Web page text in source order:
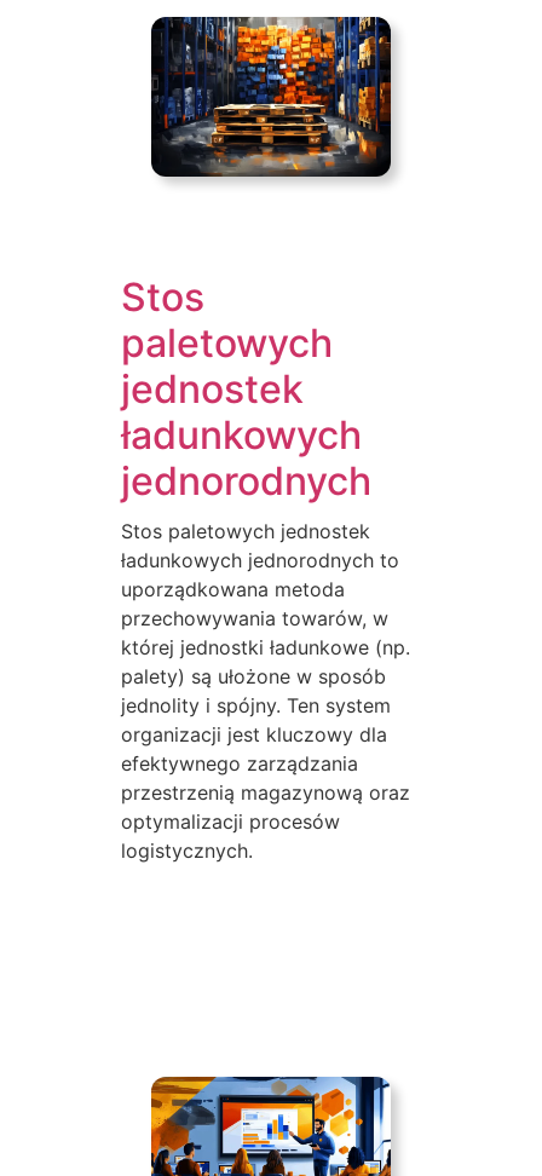
Stos
paletowych
jednostek
ładunkowych
jednorodnych
Stos paletowych jednostek
ładunkowych jednorodnych to
uporządkowana metoda
przechowywania towarów, w
której jednostki ładunkowe (np.
palety) są ułożone w sposób
jednolity i spójny. Ten system
organizacji jest kluczowy dla
efektywnego zarządzania
przestrzenią magazynową oraz
optymalizacji procesów
logistycznych.